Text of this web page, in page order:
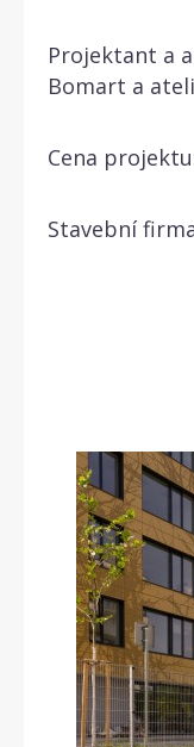
Projektant a
Bomart a
Cena
Stavební